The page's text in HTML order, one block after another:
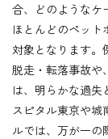
合、どのようなケ
ほとんどのペット
対象となります。
脱走・転落事故や
は、明らかな過失
スピタル東京や城
ルでは、万が一の